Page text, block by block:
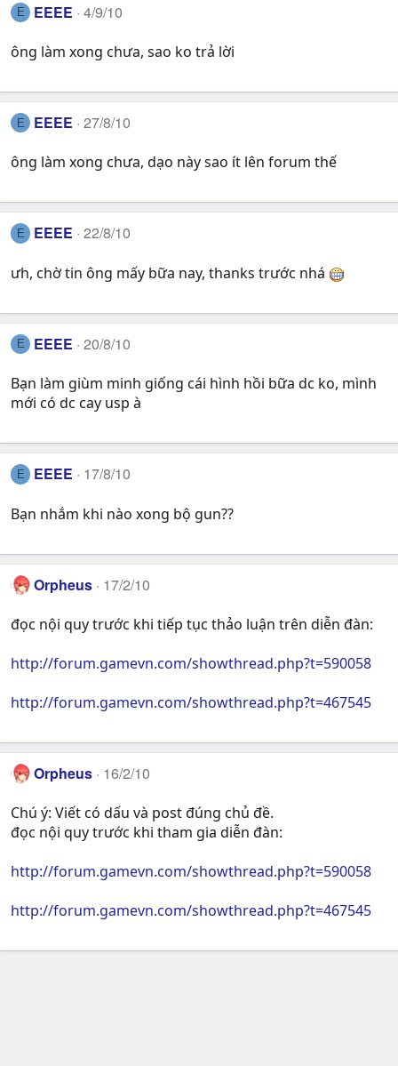
E EEEE 4/9/10
ông làm xong chưa, sao ko trả lời
E EEEE 27/8/10
ông làm xong chưa, dạo này sao ít lên forum thế
E EEEE 22/8/10
ưh, chờ tin ông mấy bữa nay, thanks trước nhá
E EEEE 20/8/10
Bạn làm giùm minh giống cái hình hồi bữa dc ko, mình
mới có dc cay usp à
E EEEE 17/8/10
Bạn nhắm khi nào xong bộ gun??
Orpheus 17/2/10
đọc nội quy trước khi tiếp tục thảo luận trên diễn đàn:
http://forum.gamevn.com/showthread.php?t=590058
http://forum.gamevn.com/showthread.php?t=467545
Orpheus 16/2/10
Chú ý: Viết có dấu và post đúng chủ đề.
đọc nội quy trước khi tham gia diễn đàn:
http://forum.gamevn.com/showthread.php?t=590058
http://forum.gamevn.com/showthread.php?t=467545